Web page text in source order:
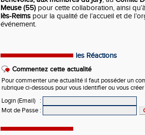
Meuse (55) pour cette collaboration, ainsi
lès-Reims pour la qualité de l’accueil et de
événement.
les Réactions
Commentez cette actualité
Pour commenter une actualité il faut posséder un
rubrique ci-dessous pour vous identifier ou vous
Login (Email)
:
Mot de Passe :